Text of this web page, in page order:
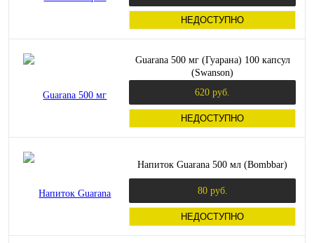
НЕДОСТУПНО
Guarana 500 мг (Гуарана) 100 капсул
(Swanson)
620 руб.
НЕДОСТУПНО
Напиток Guarana 500 мл (Bombbar)
80 руб.
НЕДОСТУПНО